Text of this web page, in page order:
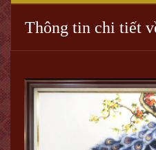
Thông tin chi tiết